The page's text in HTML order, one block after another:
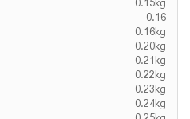
0.15kg
0.16
0.16kg
0.20kg
0.21kg
0.22kg
0.23kg
0.24kg